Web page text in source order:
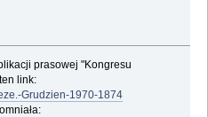
prasowej "Kongresu
link:
Grudzien-1970-1874